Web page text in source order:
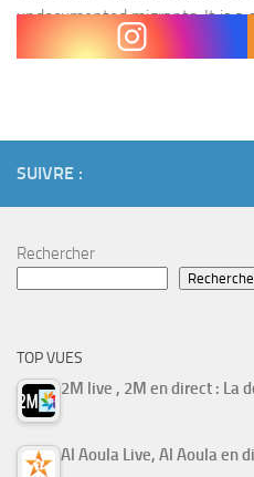
undocumented migrants. It is a
gregarious…
SUIVRE :
Rechercher
TOP VUES
2M live , 2M en direct : La
Al Aoula Live, Al Aoula en